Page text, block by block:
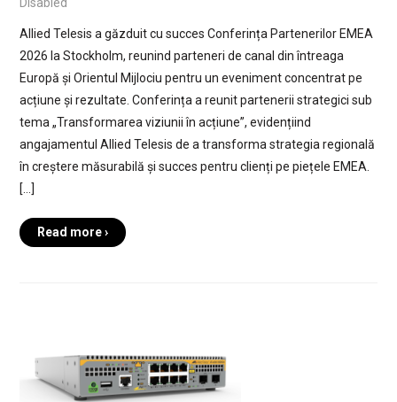
Disabled
Allied Telesis a găzduit cu succes Conferința Partenerilor EMEA
2026 la Stockholm, reunind parteneri de canal din întreaga
Europă și Orientul Mijlociu pentru un eveniment concentrat pe
acțiune și rezultate. Conferința a reunit partenerii strategici sub
tema „Transformarea viziunii în acțiune”, evidențiind
angajamentul Allied Telesis de a transforma strategia regională
în creștere măsurabilă și succes pentru clienți pe piețele EMEA.
[…]
Read more ›